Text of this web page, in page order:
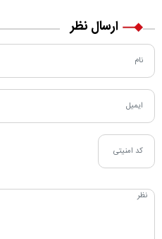
ارسال نظر